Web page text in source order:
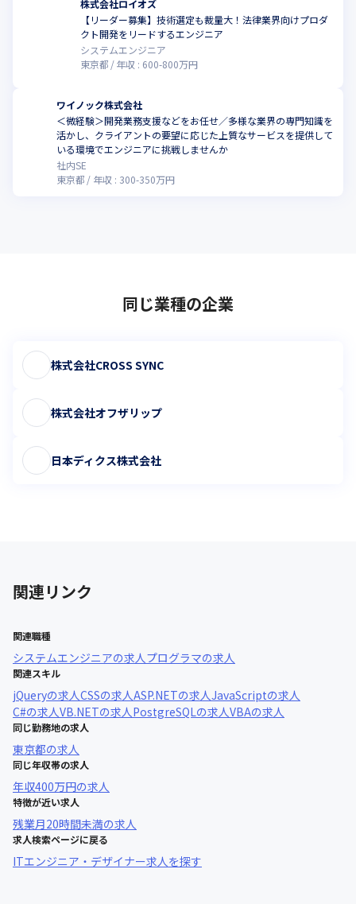
株式会社ロイオズ
【リーダー募集】技術選定も裁量大！法律業界向けプロダ
クト開発をリードするエンジニア
システムエンジニア
東京都
年収 : 600-800万円
ワイノック株式会社
＜微経験＞開発業務支援などをお任せ／多様な業界の専門知識を
活かし、クライアントの要望に応じた上質なサービスを提供して
いる環境でエンジニアに挑戦しませんか
社内SE
東京都
年収 : 300-350万円
同じ業種の企業
株式会社CROSS SYNC
株式会社オフザリップ
日本ディクス株式会社
関連リンク
関連職種
システムエンジニアの求人プログラマの求人
関連スキル
jQueryの求人CSSの求人ASP.NETの求人JavaScriptの求人
C#の求人VB.NETの求人PostgreSQLの求人VBAの求人
同じ勤務地の求人
東京都の求人
同じ年収帯の求人
年収400万円の求人
特徴が近い求人
残業月20時間未満の求人
求人検索ページに戻る
ITエンジニア・デザイナー求人を探す